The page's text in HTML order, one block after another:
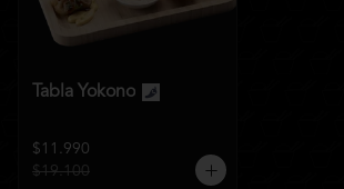
Tabla Yokono
$11.990
$19.100